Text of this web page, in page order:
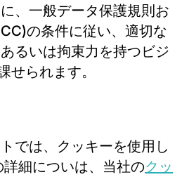
、一般データ保護規則お
の条件に従い、適切な
るいは拘束力を持つビジ
せられます。
では、クッキーを使用し
細についは、当社のクッ